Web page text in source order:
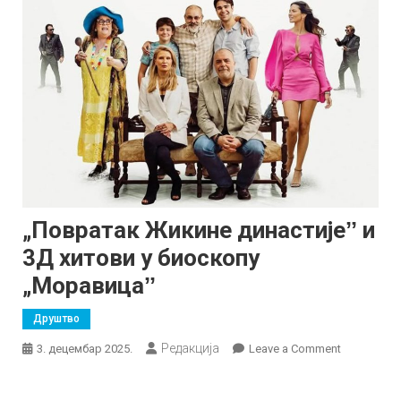
„Повратак Жикине династијеˮ и
3Д хитови у биоскопу
„Моравицаˮ
Друштво
3. децембар 2025. Редакција Leave a Commenton